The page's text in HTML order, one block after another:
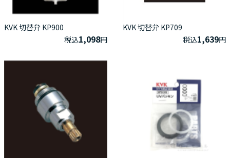
KVK 切替弁 KP900
税込1,098円
KVK 切替弁 KP709
税込1,639円